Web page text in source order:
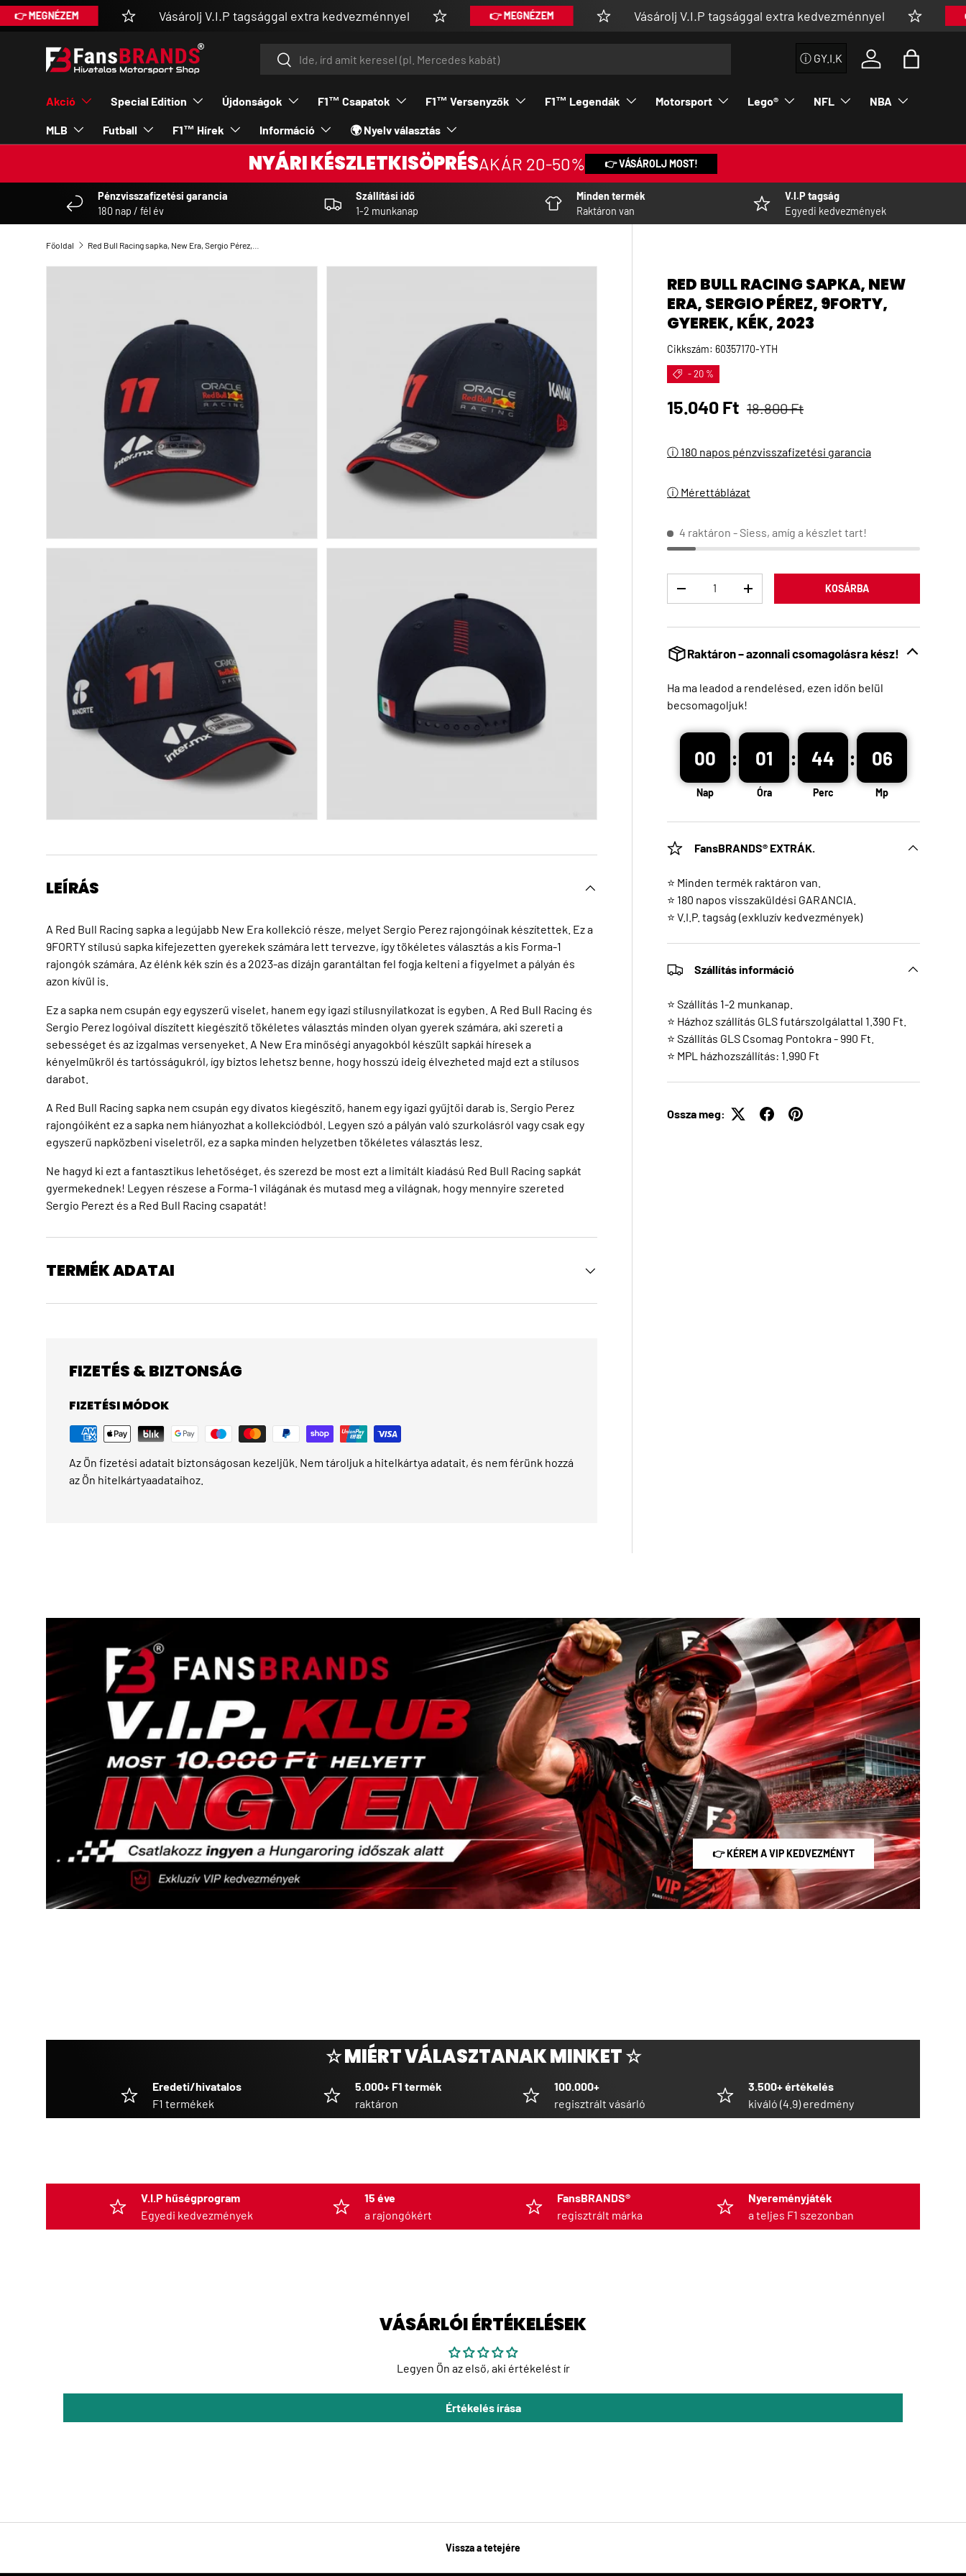
UGRÁS A TARTALOMRA
Vásárolj V.I.P tagsággal extra kedvezménnyel 👉 MEGNÉZEM Vásárolj V.I.P tagsággal extra kedvezménnyel 👉
KeresésKeresés ⓘ GY.I.K
Bejelentkezés a
Táska
Akció Special Edition Újdonságok F1™ Csapatok F1™ Versenyzők F1™ Legendák Motorsport Lego® NFL NBA
MLB Futball F1™ Hírek Információ 🌍 Nyelv választás
NYÁRI KÉSZLETKISÖPRÉSAKÁR 20-50% 👉 VÁSÁROLJ MOST!
Pénzvisszafizetési garancia
180 nap / fél év
Szállítási idő
1-2 munkanap
Minden termék
Raktáron van
V.I.P tagság
Egyedi kedvezmények
Főoldal
RED BULL RACING SAPKA, NEW
ERA, SERGIO PÉREZ, 9FORTY,
GYEREK, KÉK, 2023
Cikkszám: 60357170-YTH
- 20 %
Eladási ár
15.040 Ft Normál ár
18.800 Ft
ⓘ 180 napos pénzvisszafizetési garancia
ⓘ Mérettáblázat
4 raktáron - Siess, amíg a készlet tart!
KOSÁRBA
Raktáron – azonnali csomagolásra kész!
Ha ma leadod a rendelésed, ezen időn belül
becsomagoljuk!
00
Nap
: 01
Óra
: 44
Perc
: 05
Mp
FansBRANDS® EXTRÁK.
⭐ Minden termék raktáron van.
⭐ 180 napos visszaküldési GARANCIA.
⭐ V.I.P. tagság (exkluzív kedvezmények)
Szállítás információ
⭐ Szállítás 1-2 munkanap.
⭐ Házhoz szállítás GLS futárszolgálattal 1.390 Ft.
⭐ Szállítás GLS Csomag Pontokra - 990 Ft.
⭐ MPL házhozszállítás: 1.990 Ft
Ossza meg:
LEÍRÁS
A Red Bull Racing sapka a legújabb New Era kollekció része, melyet Sergio Perez rajongóinak készítettek. Ez a
9FORTY stílusú sapka kifejezetten gyerekek számára lett tervezve, így tökéletes választás a kis Forma-1
rajongók számára. Az élénk kék szín és a 2023-as dizájn garantáltan fel fogja kelteni a figyelmet a pályán és
azon kívül is.
Ez a sapka nem csupán egy egyszerű viselet, hanem egy igazi stílusnyilatkozat is egyben. A Red Bull Racing és
Sergio Perez logóival díszített kiegészítő tökéletes választás minden olyan gyerek számára, aki szereti a
sebességet és az izgalmas versenyeket. A New Era minőségi anyagokból készült sapkái híresek a
kényelmükről és tartósságukról, így biztos lehetsz benne, hogy hosszú ideig élvezheted majd ezt a stílusos
darabot.
A Red Bull Racing sapka nem csupán egy divatos kiegészítő, hanem egy igazi gyűjtői darab is. Sergio Perez
rajongóiként ez a sapka nem hiányozhat a kollekciódból. Legyen szó a pályán való szurkolásról vagy csak egy
egyszerű napközbeni viseletről, ez a sapka minden helyzetben tökéletes választás lesz.
Ne hagyd ki ezt a fantasztikus lehetőséget, és szerezd be most ezt a limitált kiadású Red Bull Racing sapkát
gyermekednek! Legyen részese a Forma-1 világának és mutasd meg a világnak, hogy mennyire szereted
Sergio Perezt és a Red Bull Racing csapatát!
TERMÉK ADATAI
FIZETÉS & BIZTONSÁG
FIZETÉSI MÓDOK
Az Ön fizetési adatait biztonságosan kezeljük. Nem tároljuk a hitelkártya adatait, és nem férünk hozzá
az Ön hitelkártyaadataihoz.
👉 KÉREM A VIP KEDVEZMÉNYT
☆ MIÉRT VÁLASZTANAK MINKET ☆
Eredeti/hivatalos
F1 termékek
5.000+ F1 termék
raktáron
100.000+
regisztrált vásárló
3.500+ értékelés
kiváló (4.9) eredmény
V.I.P hűségprogram
Egyedi kedvezmények
15 éve
a rajongókért
FansBRANDS®
regisztrált márka
Nyereményjáték
a teljes F1 szezonban
VÁSÁRLÓI ÉRTÉKELÉSEK
Legyen Ön az első, aki értékelést ír
Értékelés írása
Vissza a tetejére